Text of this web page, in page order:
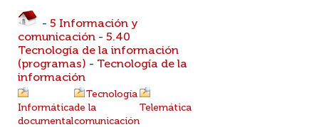
- 5 Información y
comunicación - 5.40
Tecnología de la información
(programas) - Tecnología de la
información
Informática
documental
Tecnología
de la
comunicación
Telemática